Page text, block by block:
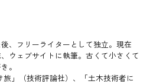
、フリーライターとして独立。現在
ウェブサイトに執筆。古くて小さくて
。
」（技術評論社）、「土木技術者に